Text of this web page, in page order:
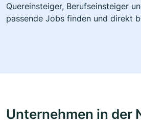
Quereinsteiger, Berufseinsteiger
passende Jobs finden und direkt
Unternehmen in der